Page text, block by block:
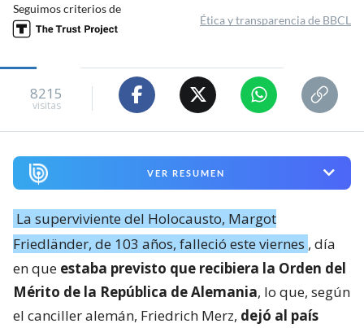
Seguimos criterios de
Ética y transparencia de BBCL
8215
visitas
VER RESUMEN
La superviviente del Holocausto, Margot
Friedländer, de 103 años, falleció este viernes , día
en que estaba previsto que recibiera la Orden del
Mérito de la República de Alemania, lo que, según
el canciller alemán, Friedrich Merz, dejó al país